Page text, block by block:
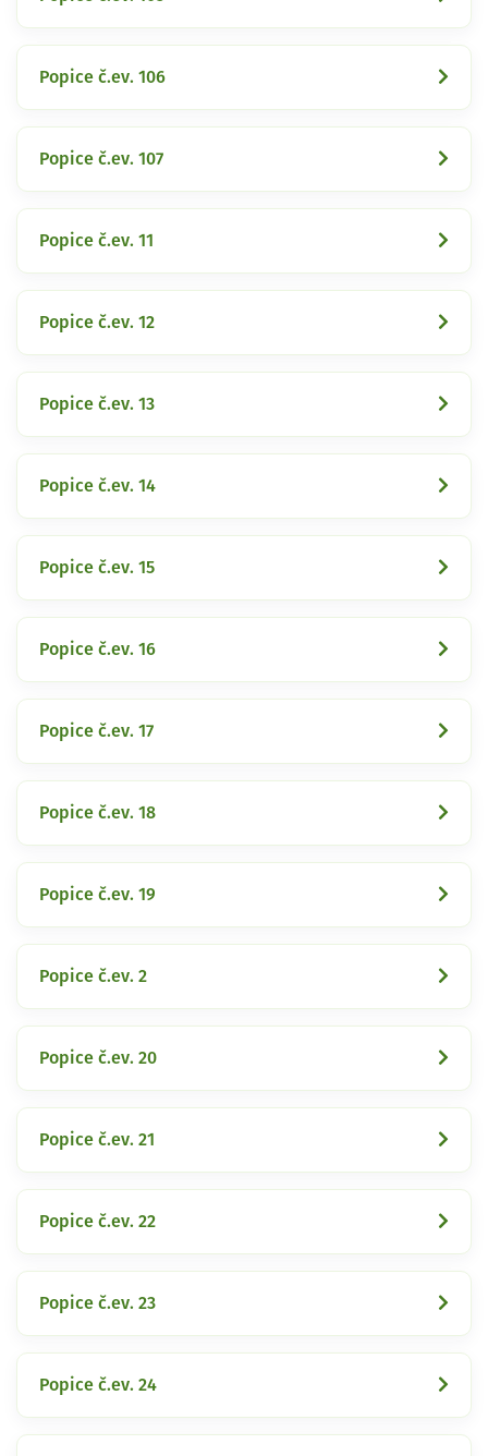
Popice č.ev. 106
Popice č.ev. 107
Popice č.ev. 11
Popice č.ev. 12
Popice č.ev. 13
Popice č.ev. 14
Popice č.ev. 15
Popice č.ev. 16
Popice č.ev. 17
Popice č.ev. 18
Popice č.ev. 19
Popice č.ev. 2
Popice č.ev. 20
Popice č.ev. 21
Popice č.ev. 22
Popice č.ev. 23
Popice č.ev. 24